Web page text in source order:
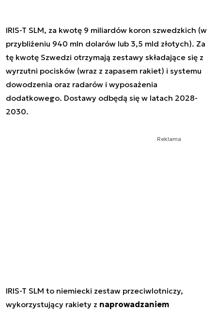
IRIS-T SLM, za kwotę 9 miliardów koron szwedzkich (w
przybliżeniu 940 mln dolarów lub 3,5 mld złotych). Za
tę kwotę Szwedzi otrzymają zestawy składające się z
wyrzutni pocisków (wraz z zapasem rakiet) i systemu
dowodzenia oraz radarów i wyposażenia
dodatkowego. Dostawy odbędą się w latach 2028-
2030.
Reklama
IRIS-T SLM to niemiecki zestaw przeciwlotniczy,
wykorzystujący rakiety z naprowadzaniem